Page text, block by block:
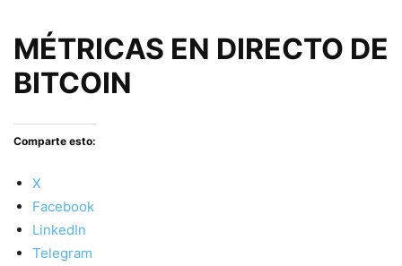
MÉTRICAS EN DIRECTO DE
BITCOIN
Comparte esto:
X
Facebook
LinkedIn
Telegram